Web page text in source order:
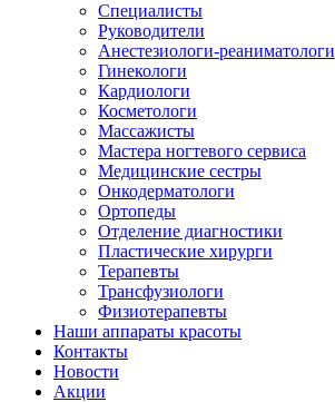
Специалисты
Руководители
Анестезиологи-реаниматологи
Гинекологи
Кардиологи
Косметологи
Массажисты
Мастера ногтевого сервиса
Медицинские сестры
Онкодерматологи
Ортопеды
Отделение диагностики
Пластические хирурги
Терапевты
Трансфузиологи
Физиотерапевты
Наши аппараты красоты
Контакты
Новости
Акции